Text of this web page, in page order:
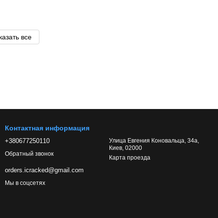
все
Контактная информация
+380677250110
Обратный звонок
orders.icracked@gmail.com
Улица Евгения Коновальца, 34а,
Киев, 02000
Карта проезда
Мы в соцсетях